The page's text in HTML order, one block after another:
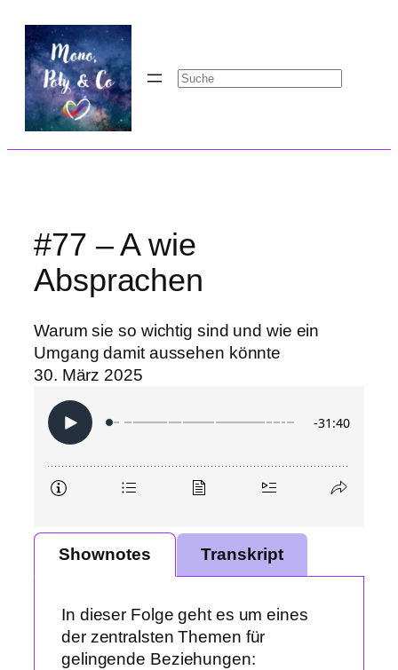
Inhalt
springen
Suchen
#77 – A wie
Absprachen
Warum sie so wichtig sind und wie ein
Umgang damit aussehen könnte
30. März 2025
Shownotes Transkript
In dieser Folge geht es um eines
der zentralsten Themen für
gelingende Beziehungen: